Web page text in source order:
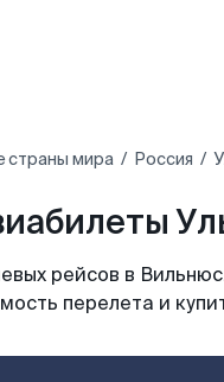
страны мира Россия
рейсов в
перелета и